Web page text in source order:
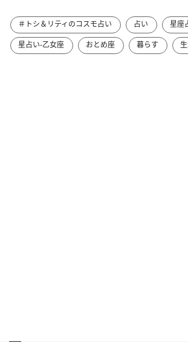
＃トシ＆リティのコスモ占い 占い
星座
星占い-乙女座
おとめ座 暮らす